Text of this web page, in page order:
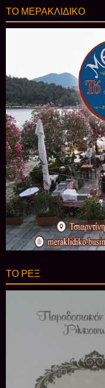
ΤΟ ΜΕΡΑΚΛΙΔΙΚΟ
ΤΟ ΡΕΞ